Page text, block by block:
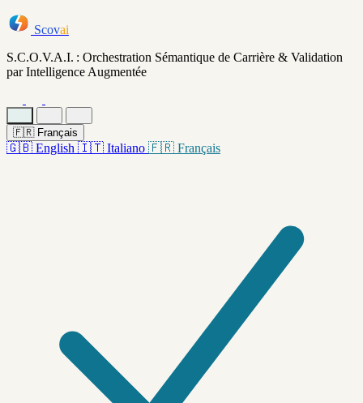
Scovai
S.C.O.V.A.I. : Orchestration Sémantique de Carrière & Validation
par Intelligence Augmentée
🇫🇷 Français
🇬🇧 English 🇮🇹 Italiano 🇫🇷 Français